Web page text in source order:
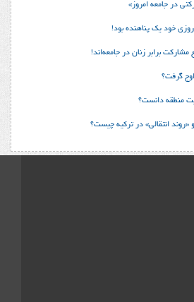
در جامعه امروز»
خود یک پناهنده بود!
برابر زنان در جامعه‌اند!
اوج گرفت؟
منطقه دانست؟
«روند انتقالی» در ترکیه چیست؟